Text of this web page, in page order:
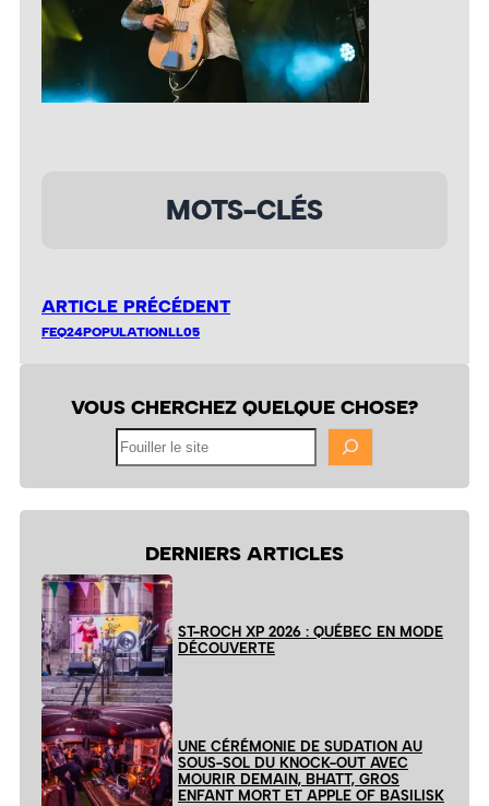
MOTS-CLÉS
ARTICLE PRÉCÉDENT
FEQ24POPULATIONLL05
VOUS CHERCHEZ QUELQUE CHOSE?
DERNIERS ARTICLES
ST-ROCH XP 2026 : QUÉBEC EN MODE
DÉCOUVERTE
UNE CÉRÉMONIE DE SUDATION AU
SOUS-SOL DU KNOCK-OUT AVEC
MOURIR DEMAIN, BHATT, GROS
ENFANT MORT ET APPLE OF BASILISK